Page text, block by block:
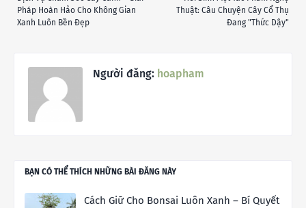
Thuật: Câu Chuyện Cây Cổ Thụ
Đang "Thức Dậy"
Pháp Hoàn Hảo Cho Không Gian
Xanh Luôn Bền Đẹp
Người đăng: hoapham
BẠN CÓ THỂ THÍCH NHỮNG BÀI ĐĂNG NÀY
Cách Giữ Cho Bonsai Luôn Xanh – Bí Quyết